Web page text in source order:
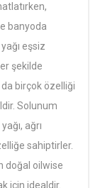
banyoda
eşsiz
şekilde
birçok özelliği
Solunum
ağrı
sahiptirler.
doğal oilwise
için idealdir.